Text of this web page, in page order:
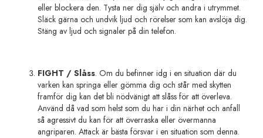
eller blockera den. Tysta ner dig själv och andra i utrymmet.
Släck gärna och undvik ljud och rörelser som kan avslöja dig.
Stäng av ljud och signaler på din telefon.
FIGHT / Slåss. Om du befinner idg i en situation där du
varken kan springa eller gömma dig och står med skytten
framför dig kan det bli nödvänigt att slåss för att överleva.
Använd då vad som helst som du har i din närhet och anfall
så agressivt du kan för att överraska eller övermanna
angriparen. Attack är bästa försvar i en situation som denna.